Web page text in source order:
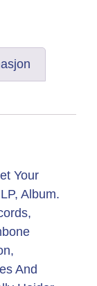
Your
Album.
And